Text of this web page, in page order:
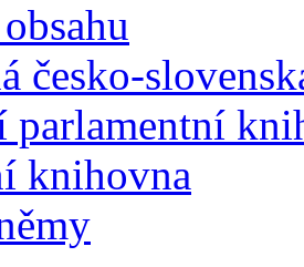
česko-
parlamentní
knihovna